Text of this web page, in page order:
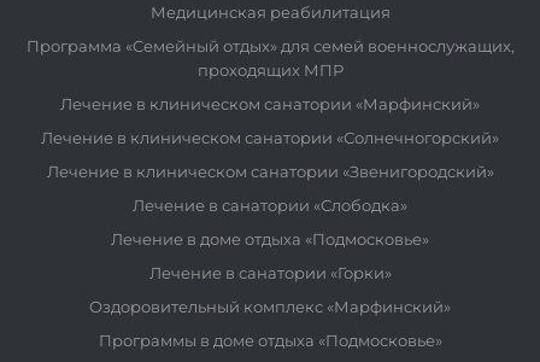
Медицинская реабилитация
Программа «Семейный отдых» для семей военнослужащих,
проходящих МПР
Лечение в клиническом санатории «Марфинский»
Лечение в клиническом санатории «Солнечногорский»
Лечение в клиническом санатории «Звенигородский»
Лечение в санатории «Слободка»
Лечение в доме отдыха «Подмосковье»
Лечение в санатории «Горки»
Оздоровительный комплекс «Марфинский»
Программы в доме отдыха «Подмосковье»